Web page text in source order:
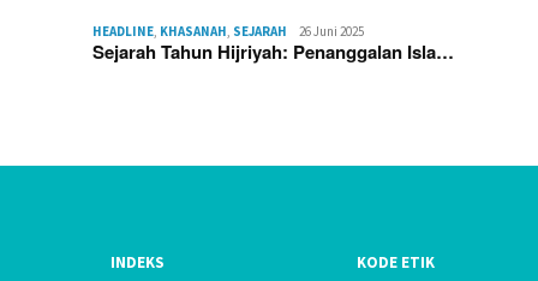
HEADLINE, KHASANAH, SEJARAH 26 Juni 2025
Sejarah Tahun Hijriyah: Penanggalan Isla…
INDEKS
KODE ETIK